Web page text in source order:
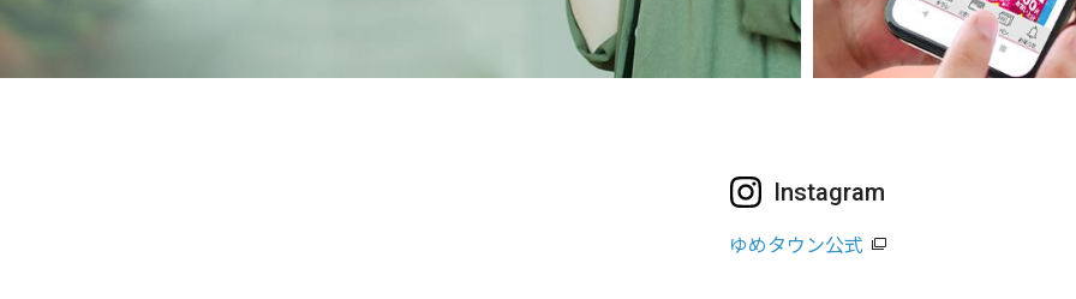
Instagram
ゆめタウン公式